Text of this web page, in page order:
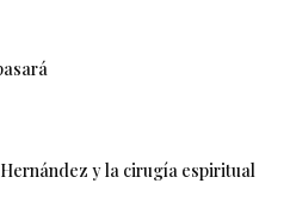
y la cirugía espiritual